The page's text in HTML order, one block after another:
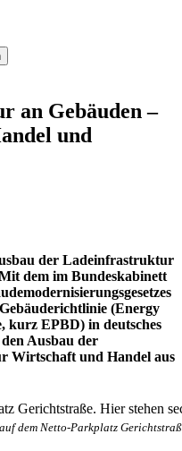
an Gebäuden –
und
der Ladeinfrastruktur
dem im Bundeskabinett
(Energy
kurz EPBD) in deutsches
Ausbau der
Wirtschaft und Handel aus
dem Netto-Parkplatz